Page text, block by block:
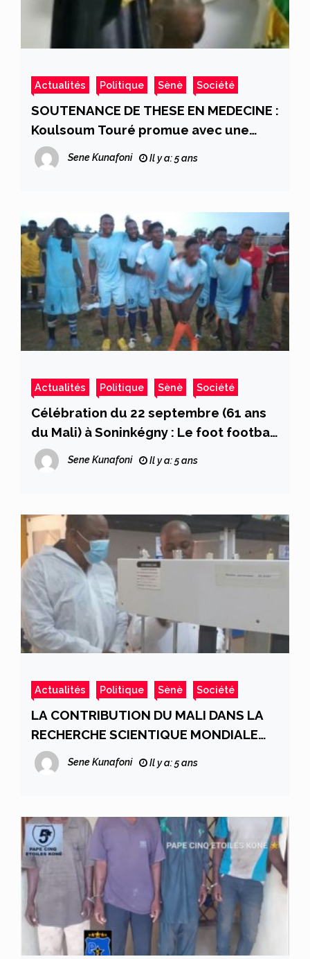
Actualités Politique Sènè Société
SOUTENANCE DE THESE EN MEDECINE :
Koulsoum Touré promue avec une
mention très honorable
Sene Kunafoni Il y a: 5 ans
Actualités Politique Sènè Société
Célébration du 22 septembre (61 ans
du Mali) à Soninkégny : Le foot football
en fait l’apothéose
Sene Kunafoni Il y a: 5 ans
Actualités Politique Sènè Société
LA CONTRIBUTION DU MALI DANS LA
RECHERCHE SCIENTIQUE MONDIALE
CONTRE LA COVID -19: LES ESSAIS
VACCINAUX
Sene Kunafoni Il y a: 5 ans